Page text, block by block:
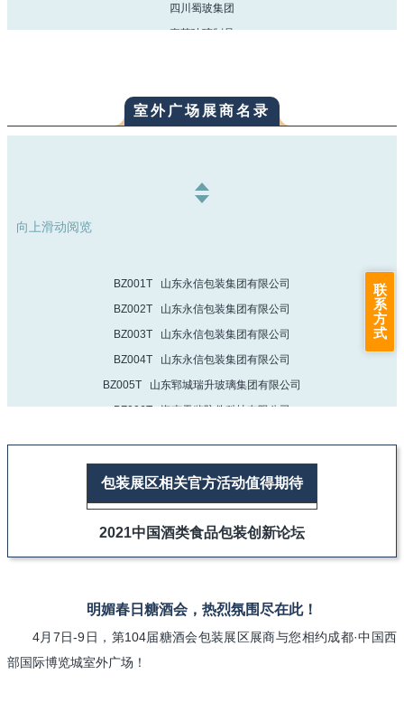
四川蜀玻集团
嘉艺玻璃制品
儒诚公司
郓城正大盖业
儒诚公司
佛山佳荣塑料
广州广彩标签
博信标签
杭州蓝景包装
郓城申华包装
赛普塑业
标榜容器
室外广场展商名录
向上滑动阅览
BZ001T 山东永信包装集团有限公司
BZ002T 山东永信包装集团有限公司
BZ003T 山东永信包装集团有限公司
BZ004T 山东永信包装集团有限公司
BZ005T 山东郓城瑞升玻璃集团有限公司
BZ006T 海南天鉴防伪科技有限公司
BZ008T-B 郓城申华包装有限公司
BZ009T 四川蜀玻（集团）有限责任公司
BZ010T 山东烟郓包装科技有限公司
BZ011T 四川省嘉艺玻璃制品有限公司
BZ013T 四川省开璞环保包装制品有限公司
BZ014T 山东晶玻集团有限公司
BZ015T 郓城县正大包装有限公司
包装展区相关官方活动值得期待
2021中国酒类食品包装创新论坛
明媚春日糖酒会，热烈氛围尽在此！
4月7日-9日，第104届糖酒会包装展区展商与您相约成都·中国西
部国际博览城室外广场！
联
系
方
式